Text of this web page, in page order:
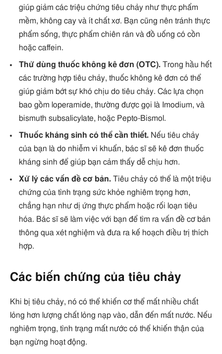
giúp giảm các triệu chứng tiêu chảy như thực phẩm
mềm, không cay và ít chất xơ. Bạn cũng nên tránh thực
phẩm sống, thực phẩm chiên rán và đồ uống có cồn
hoặc caffein.
Thử dùng thuốc không kê đơn (OTC). Trong hầu hết
các trường hợp tiêu chảy, thuốc không kê đơn có thể
giúp giảm bớt sự khó chịu do tiêu chảy. Các lựa chọn
bao gồm loperamide, thường được gọi là Imodium, và
bismuth subsalicylate, hoặc Pepto-Bismol.
Thuốc kháng sinh có thể cần thiết. Nếu tiêu chảy
của bạn là do nhiễm vi khuẩn, bác sĩ sẽ kê đơn thuốc
kháng sinh để giúp bạn cảm thấy dễ chịu hơn.
Xử lý các vấn đề cơ bản. Tiêu chảy có thể là một triệu
chứng của tình trạng sức khỏe nghiêm trọng hơn,
chẳng hạn như dị ứng thực phẩm hoặc rối loạn tiêu
hóa. Bác sĩ sẽ làm việc với bạn để tìm ra vấn đề cơ bản
thông qua xét nghiệm và đưa ra kế hoạch điều trị thích
hợp.
Các biến chứng của tiêu chảy
Khi bị tiêu chảy, nó có thể khiến cơ thể mất nhiều chất
lỏng hơn lượng chất lỏng nạp vào, dẫn đến mất nước. Nếu
nghiêm trọng, tình trạng mất nước có thể khiến thận của
bạn ngừng hoạt động.